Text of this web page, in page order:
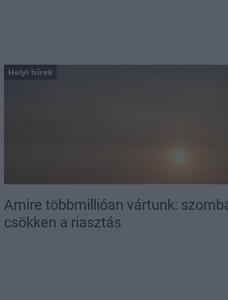
Helyi hírek
Amire többmillióan vártunk:
csökken a riasztás